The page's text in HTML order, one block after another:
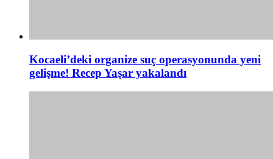
Kocaeli’deki organize suç operasyonunda yeni
gelişme! Recep Yaşar yakalandı